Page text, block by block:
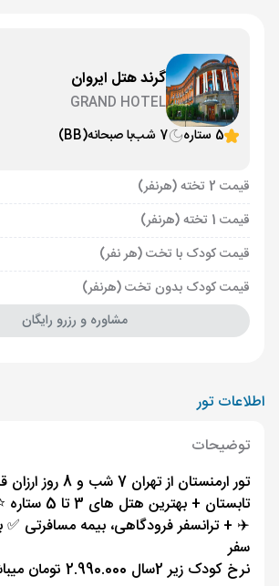
گرند هتل ایروان
GRAND HOTEL
5 ستاره
7 شب با صبحانه(BB)
قیمت 2 تخته (هرنفر)
قیمت 1 تخته (هرنفر)
قیمت کودک با تخت (هر نفر)
قیمت کودک بدون تخت (هرنفر)
مشاوره و رزرو رایگان
اطلاعات تور
توضیحات
تور ارمنستان از تهران
تابستان +
✈️ + ترانسفر فرودگاهی، بیمه مسافرتی ✅
سفر
نرخ کودک زیر 2سال 2.990.000 تومان میباشد.